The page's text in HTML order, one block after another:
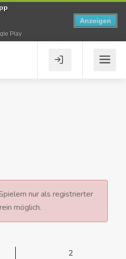
nur als registrierter
möglich.
2
Play
Anzeigen